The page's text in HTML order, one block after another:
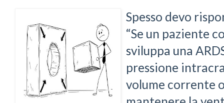
Spesso devo
“Se un paziente
sviluppa una
pressione
volume corrente